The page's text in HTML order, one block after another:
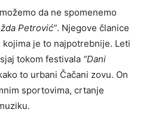
da ne spomenemo
Petrović”. Njegove članice
je to najpotrebnije. Leti
tokom festivala “Dani
to urbani Čačani zovu. On
sportovima, crtanje